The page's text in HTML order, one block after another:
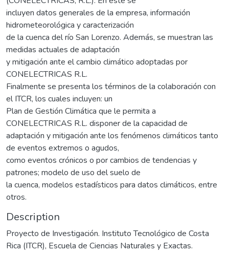
incluyen datos generales de la empresa, información
hidrometeorológica y caracterización
de la cuenca del río San Lorenzo. Además, se muestran las
medidas actuales de adaptación
y mitigación ante el cambio climático adoptadas por
CONELECTRICAS R.L.
Finalmente se presenta los términos de la colaboración con
el ITCR, los cuales incluyen: un
Plan de Gestión Climática que le permita a
CONELECTRICAS R.L. disponer de la capacidad de
adaptación y mitigación ante los fenómenos climáticos tanto
de eventos extremos o agudos,
como eventos crónicos o por cambios de tendencias y
patrones; modelo de uso del suelo de
la cuenca, modelos estadísticos para datos climáticos, entre
otros.
Description
Proyecto de Investigación. Instituto Tecnológico de Costa
Rica (ITCR), Escuela de Ciencias Naturales y Exactas.